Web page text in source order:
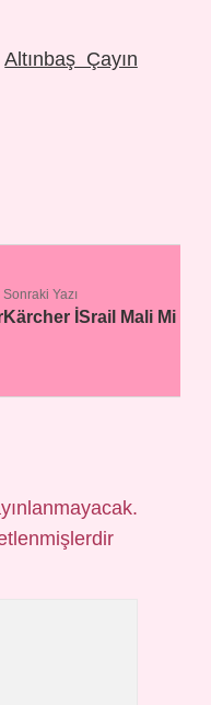
Altınbaş Çayın
Sonraki Yazı
Kärcher İSrail Mali Mi